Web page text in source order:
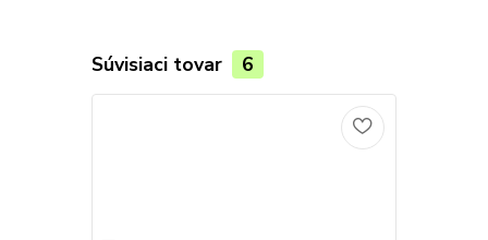
Súvisiaci tovar 6